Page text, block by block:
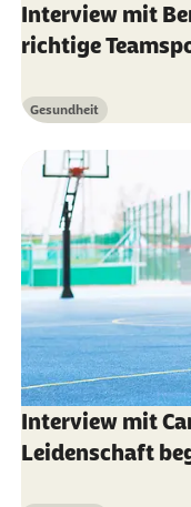
Interview mit
richtige
Kategorie
Gesundheit
Interview mit
Leidenschaft